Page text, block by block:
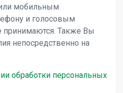
мобильным
и голосовым
принимаются. Также Вы
непосредственно на
обработки персональных